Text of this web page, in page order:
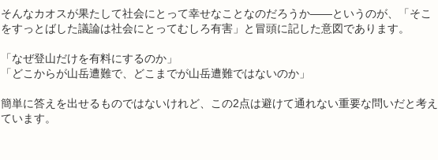
そんなカオスが果たして社会にとって幸せなことなのだろうか――というのが、「そこ
をすっとばした議論は社会にとってむしろ有害」と冒頭に記した意図であります。
「なぜ登山だけを有料にするのか」
「どこからが山岳遭難で、どこまでが山岳遭難ではないのか」
簡単に答えを出せるものではないけれど、この2点は避けて通れない重要な問いだと考え
ています。